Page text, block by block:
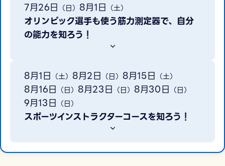
7月26日 （日） 8月1日 （土）
オリンピック選手も使う筋力測定器で、自分
の能力を知ろう！
8月1日 （土） 8月2日 （日） 8月15日 （土）
8月16日 （日） 8月23日 （日） 8月30日 （日）
9月13日 （日）
スポーツインストラクターコースを知ろう！